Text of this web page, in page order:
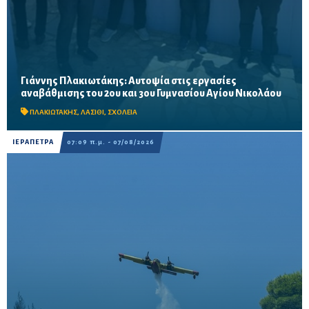
Γιάννης Πλακιωτάκης: Αυτοψία στις εργασίες
αναβάθμισης του 2ου και 3ου Γυμνασίου Αγίου Νικολάου
ΠΛΑΚΙΩΤΑΚΗΣ, ΛΑΣΙΘΙ, ΣΧΟΛΕΙΑ
Οι παρεμβάσεις του προγράμματος «Μαριέττα Γιαννάκου»
αναμένεται να ολοκληρωθούν πριν από τη νέα σχολική χρονιά –
Προβλέπονται ανακαινίσεις αιθουσών, αύλειων και...
ΙΕΡΑΠΕΤΡΑ 07:09 π.μ. - 07/08/2026